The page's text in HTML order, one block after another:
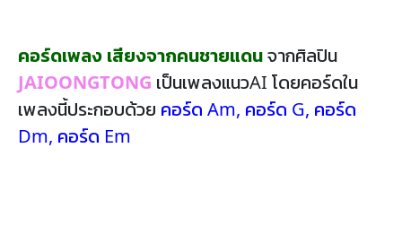
คอร์ดเพลง เสียงจากคนชายแดนจากศิลปิน
JAIOONGTONG เป็นเพลงแนวAI โดยคอร์ดใน
เพลงนี้ประกอบด้วย คอร์ด Am, คอร์ด G, คอร์ด
Dm, คอร์ด Em